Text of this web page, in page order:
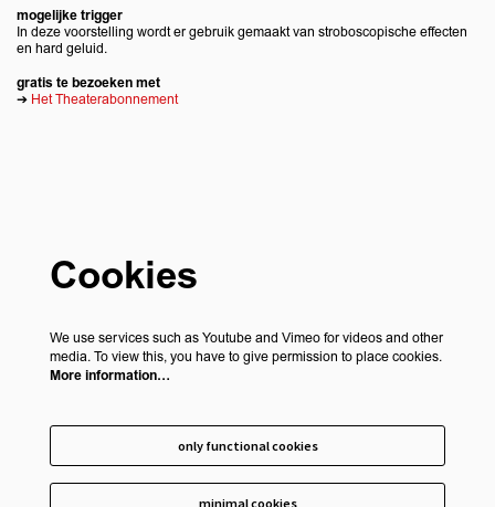
mogelijke trigger
In deze voorstelling wordt er gebruik gemaakt van stroboscopische effecten
en hard geluid.
gratis te bezoeken met
➔ Het Theaterabonnement
Cookies
We use services such as Youtube and Vimeo for videos and other
media. To view this, you have to give permission to place cookies.
More information…
only functional cookies
minimal cookies